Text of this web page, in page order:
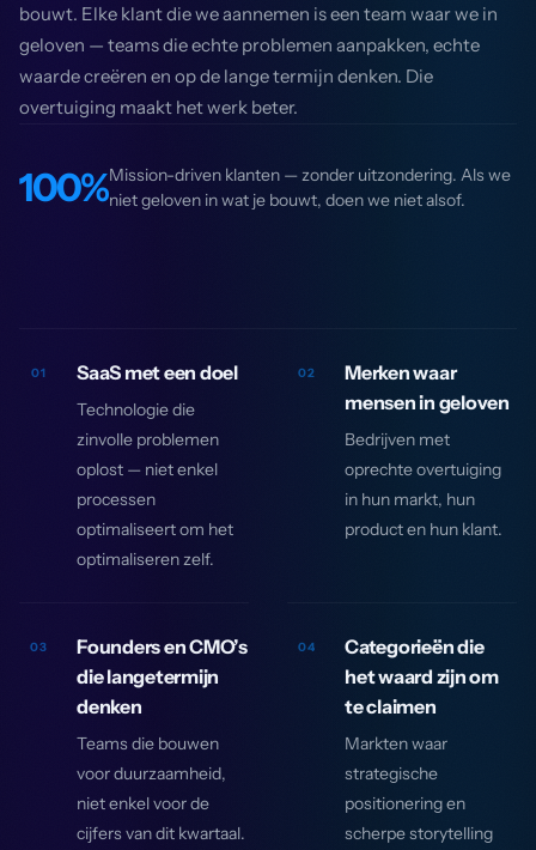
bouwt. Elke klant die we aannemen is een team waar we in
geloven — teams die echte problemen aanpakken, echte
waarde creëren en op de lange termijn denken. Die
overtuiging maakt het werk beter.
100%Mission-driven klanten — zonder uitzondering. Als we
niet geloven in wat je bouwt, doen we niet alsof.
01 SaaS met een doel
Technologie die
zinvolle problemen
oplost — niet enkel
processen
optimaliseert om het
optimaliseren zelf.
02
Merken waar
mensen in geloven
Bedrijven met
oprechte overtuiging
in hun markt, hun
product en hun klant.
03
Founders en CMO’s
die langetermijn
denken
Teams die bouwen
voor duurzaamheid,
niet enkel voor de
cijfers van dit kwartaal.
04
Categorieën die
het waard zijn om
te claimen
Markten waar
strategische
positionering en
scherpe storytelling